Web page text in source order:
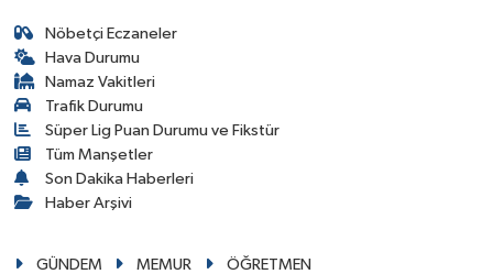
Nöbetçi Eczaneler
Hava Durumu
Namaz Vakitleri
Trafik Durumu
Süper Lig Puan Durumu ve Fikstür
Tüm Manşetler
Son Dakika Haberleri
Haber Arşivi
GÜNDEM MEMUR
ÖĞRETMEN